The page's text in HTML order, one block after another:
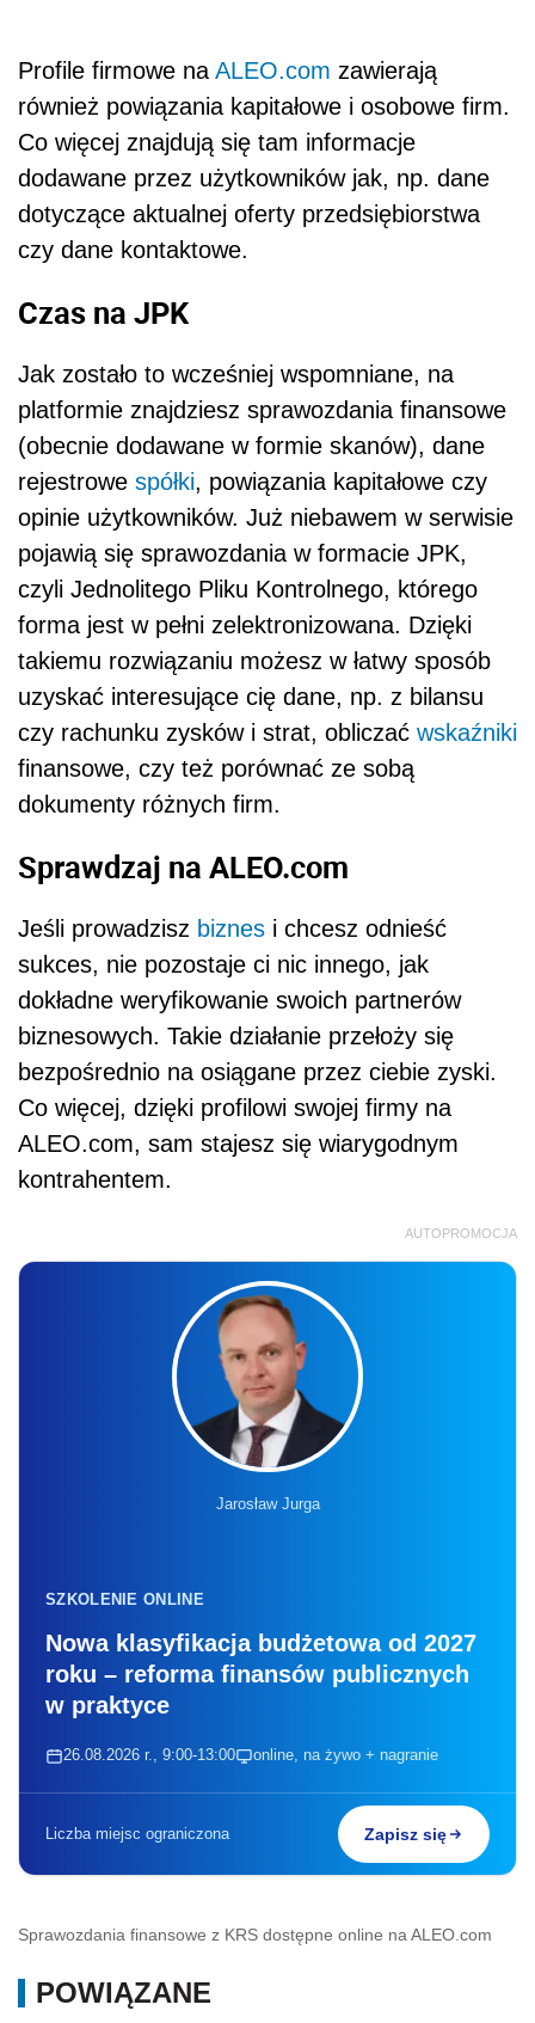
Profile firmowe na ALEO.com zawierają
również powiązania kapitałowe i osobowe firm.
Co więcej znajdują się tam informacje
dodawane przez użytkowników jak, np. dane
dotyczące aktualnej oferty przedsiębiorstwa
czy dane kontaktowe.
Czas na JPK
Jak zostało to wcześniej wspomniane, na
platformie znajdziesz sprawozdania finansowe
(obecnie dodawane w formie skanów), dane
rejestrowe spółki, powiązania kapitałowe czy
opinie użytkowników. Już niebawem w serwisie
pojawią się sprawozdania w formacie JPK,
czyli Jednolitego Pliku Kontrolnego, którego
forma jest w pełni zelektronizowana. Dzięki
takiemu rozwiązaniu możesz w łatwy sposób
uzyskać interesujące cię dane, np. z bilansu
czy rachunku zysków i strat, obliczać wskaźniki
finansowe, czy też porównać ze sobą
dokumenty różnych firm.
Sprawdzaj na ALEO.com
Jeśli prowadzisz biznes i chcesz odnieść
sukces, nie pozostaje ci nic innego, jak
dokładne weryfikowanie swoich partnerów
biznesowych. Takie działanie przełoży się
bezpośrednio na osiągane przez ciebie zyski.
Co więcej, dzięki profilowi swojej firmy na
ALEO.com, sam stajesz się wiarygodnym
kontrahentem.
AUTOPROMOCJA
Jarosław Jurga
SZKOLENIE ONLINE
Nowa klasyfikacja budżetowa od 2027
roku – reforma finansów publicznych
w praktyce
26.08.2026 r., 9:00-13:00 online, na żywo + nagranie
Liczba miejsc ograniczona Zapisz się
Sprawozdania finansowe z KRS dostępne online na ALEO.com
POWIĄZANE